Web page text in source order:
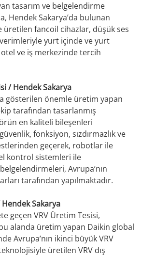
tasarım ve belgelendirme
Hendek Sakarya’da bulunan
fancoil cihazlar, düşük ses
yurt içinde ve yurt
otel ve iş merkezinde tercih
/ Hendek Sakarya
gösterilen önemle üretim yapan
tarafından tasarlanmış
en kaliteli bileşenleri
fonksiyon, sızdırmazlık ve
geçerek, robotlar ile
kontrol sistemleri ile
Avrupa’nın
tarafından yapılmaktadır.
Sakarya
geçen VRV Üretim Tesisi,
alanda üretim yapan Daikin global
Avrupa’nın ikinci büyük VRV
üretilen VRV dış